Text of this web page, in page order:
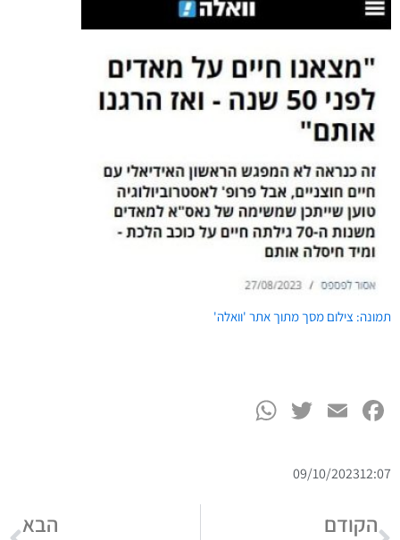
תמונה: צילום מסך מתוך אתר 'וואלה'
Facebook
Email
Twitter
12:07
09/10/2023
הקודם הבא